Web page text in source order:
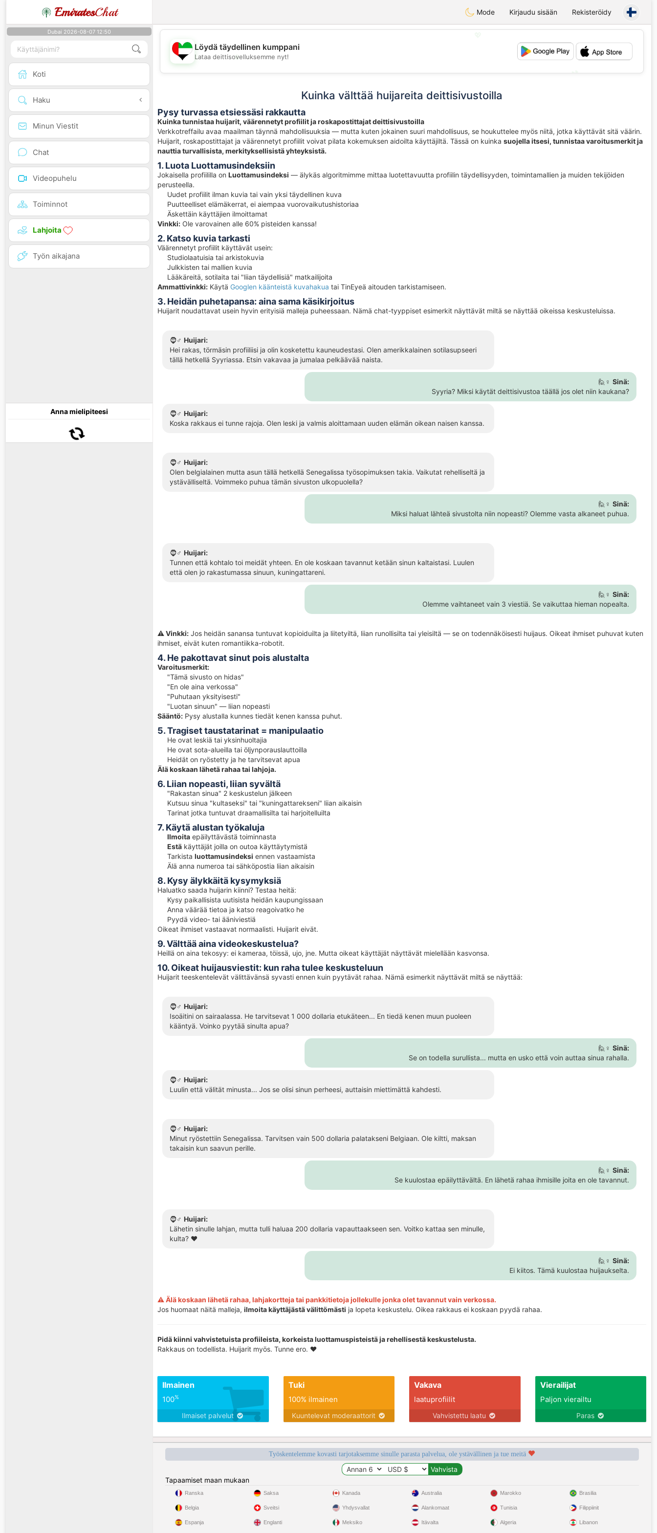
EmiratesChat Mode Kirjaudu sisään Rekisteröidy
Dubai 2026-08-07 12:50
Koti
Haku
Minun Viestit
Chat
Videopuhelu
Toiminnot
Lahjoita
Työn aikajana
Anna mielipiteesi
💖
💕
Löydä täydellinen kumppani
Lataa deittisovelluksemme nyt!
Kuinka välttää huijareita deittisivustoilla
Pysy turvassa etsiessäsi rakkautta
Kuinka tunnistaa huijarit, väärennetyt profiilit ja roskapostittajat deittisivustoilla
Verkkotreffailu avaa maailman täynnä mahdollisuuksia — mutta kuten jokainen suuri mahdollisuus, se houkuttelee myös niitä, jotka käyttävät sitä väärin.
Huijarit, roskapostittajat ja väärennetyt profiilit voivat pilata kokemuksen aidoilta käyttäjiltä. Tässä on kuinka suojella itsesi, tunnistaa varoitusmerkit ja
nauttia turvallisista, merkityksellisistä yhteyksistä.
1. Luota Luottamusindeksiin
Jokaisella profiililla on Luottamusindeksi — älykäs algoritmimme mittaa luotettavuutta profiilin täydellisyyden, toimintamallien ja muiden tekijöiden
perusteella.
Uudet profiilit ilman kuvia tai vain yksi täydellinen kuva
Puutteelliset elämäkerrat, ei aiempaa vuorovaikutushistoriaa
Äskettäin käyttäjien ilmoittamat
Vinkki: Ole varovainen alle 60% pisteiden kanssa!
2. Katso kuvia tarkasti
Väärennetyt profiilit käyttävät usein:
Studiolaatuisia tai arkistokuvia
Julkkisten tai mallien kuvia
Lääkäreitä, sotilaita tai "liian täydellisiä" matkailijoita
Ammattivinkki: Käytä Googlen käänteistä kuvahakua tai TinEyeä aitouden tarkistamiseen.
3. Heidän puhetapansa: aina sama käsikirjoitus
Huijarit noudattavat usein hyvin erityisiä malleja puheessaan. Nämä chat-tyyppiset esimerkit näyttävät miltä se näyttää oikeissa keskusteluissa.
🧔♂️ Huijari:
Hei rakas, törmäsin profiiliisi ja olin kosketettu kauneudestasi. Olen amerikkalainen sotilasupseeri
tällä hetkellä Syyriassa. Etsin vakavaa ja jumalaa pelkäävää naista.
🙋♀️ Sinä:
Syyria? Miksi käytät deittisivustoa täällä jos olet niin kaukana?
🧔♂️ Huijari:
Koska rakkaus ei tunne rajoja. Olen leski ja valmis aloittamaan uuden elämän oikean naisen kanssa.
🧔♂️ Huijari:
Olen belgialainen mutta asun tällä hetkellä Senegalissa työsopimuksen takia. Vaikutat rehelliseltä ja
ystävälliseltä. Voimmeko puhua tämän sivuston ulkopuolella?
🙋♀️ Sinä:
Miksi haluat lähteä sivustolta niin nopeasti? Olemme vasta alkaneet puhua.
🧔♂️ Huijari:
Tunnen että kohtalo toi meidät yhteen. En ole koskaan tavannut ketään sinun kaltaistasi. Luulen
että olen jo rakastumassa sinuun, kuningattareni.
🙋♀️ Sinä:
Olemme vaihtaneet vain 3 viestiä. Se vaikuttaa hieman nopealta.
⚠️ Vinkki: Jos heidän sanansa tuntuvat kopioiduilta ja liitetyiltä, liian runollisilta tai yleisiltä — se on todennäköisesti huijaus. Oikeat ihmiset puhuvat kuten
ihmiset, eivät kuten romantiikka-robotit.
4. He pakottavat sinut pois alustalta
Varoitusmerkit:
"Tämä sivusto on hidas"
"En ole aina verkossa"
"Puhutaan yksityisesti"
"Luotan sinuun" — liian nopeasti
Sääntö: Pysy alustalla kunnes tiedät kenen kanssa puhut.
5. Tragiset taustatarinat = manipulaatio
He ovat leskiä tai yksinhuoltajia
He ovat sota-alueilla tai öljynporauslauttoilla
Heidät on ryöstetty ja he tarvitsevat apua
Älä koskaan lähetä rahaa tai lahjoja.
6. Liian nopeasti, liian syvältä
"Rakastan sinua" 2 keskustelun jälkeen
Kutsuu sinua "kultaseksi" tai "kuningattarekseni" liian aikaisin
Tarinat jotka tuntuvat draamallisilta tai harjoitelluilta
7. Käytä alustan työkaluja
Ilmoita epäilyttävästä toiminnasta
Estä käyttäjät joilla on outoa käyttäytymistä
Tarkista luottamusindeksi ennen vastaamista
Älä anna numeroa tai sähköpostia liian aikaisin
8. Kysy älykkäitä kysymyksiä
Haluatko saada huijarin kiinni? Testaa heitä:
Kysy paikallisista uutisista heidän kaupungissaan
Anna väärää tietoa ja katso reagoivatko he
Pyydä video- tai ääniviestiä
Oikeat ihmiset vastaavat normaalisti. Huijarit eivät.
9. Välttää aina videokeskustelua?
Heillä on aina tekosyy: ei kameraa, töissä, ujo, jne. Mutta oikeat käyttäjät näyttävät mielellään kasvonsa.
10. Oikeat huijausviestit: kun raha tulee keskusteluun
Huijarit teeskentelevät välittävänsä syvasti ennen kuin pyytävät rahaa. Nämä esimerkit näyttävät miltä se näyttää:
🧔♂️ Huijari:
Isoäitini on sairaalassa. He tarvitsevat 1 000 dollaria etukäteen... En tiedä kenen muun puoleen
kääntyä. Voinko pyytää sinulta apua?
🙋♀️ Sinä:
Se on todella surullista... mutta en usko että voin auttaa sinua rahalla.
🧔♂️ Huijari:
Luulin että välität minusta... Jos se olisi sinun perheesi, auttaisin miettimättä kahdesti.
🧔♂️ Huijari:
Minut ryöstettiin Senegalissa. Tarvitsen vain 500 dollaria palatakseni Belgiaan. Ole kiltti, maksan
takaisin kun saavun perille.
🙋♀️ Sinä:
Se kuulostaa epäilyttävältä. En lähetä rahaa ihmisille joita en ole tavannut.
🧔♂️ Huijari:
Lähetin sinulle lahjan, mutta tulli haluaa 200 dollaria vapauttaakseen sen. Voitko kattaa sen minulle,
kulta? ❤️
🙋♀️ Sinä:
Ei kiitos. Tämä kuulostaa huijaukselta.
⚠️ Älä koskaan lähetä rahaa, lahjakortteja tai pankkitietoja jollekulle jonka olet tavannut vain verkossa.
Jos huomaat näitä malleja, ilmoita käyttäjästä välittömästi ja lopeta keskustelu. Oikea rakkaus ei koskaan pyydä rahaa.
Pidä kiinni vahvistetuista profiileista, korkeista luottamuspisteistä ja rehellisestä keskustelusta.
Rakkaus on todellista. Huijarit myös. Tunne ero. ❤️
Ilmainen
100%
Ilmaiset palvelut
Tuki
100% ilmainen
Kuuntelevat moderaattorit
Vakava
laatuprofiilit
Vahvistettu laatu
Vierailijat
Paljon vierailtu
Paras
Työskentelemme kovasti tarjotaksemme sinulle parasta palvelua, ole ystävällinen ja tue meitä
Tapaamiset maan mukaan
Ranska
Belgia
Espanja
Saksa
Sveitsi
Englanti
Kanada
Yhdysvallat
Meksiko
Australia
Alankomaat
Itävalta
Marokko
Tunisia
Algeria
Brasilia
Filippiinit
Libanon